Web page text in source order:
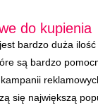
do kupienia
bardzo duża
są bardzo
się największą